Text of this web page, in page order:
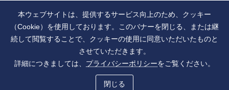
法人番号：9010005023796 東京都千代田区大手町1丁目7番1号
寄附のお願い
ご利用上の注意
ソーシャル・ネットワーキング・サービス運用ポリシー
アクセシビリティ
本ウェブサイトは、提供するサービス向上のため、クッキー
（Cookie）を使用しております。このバナーを閉じる、または継
続して閲覧することで、クッキーの使用に同意いただいたものと
させていただきます。
詳細につきましては、 プライバシーポリシーをご覧ください。
閉じる